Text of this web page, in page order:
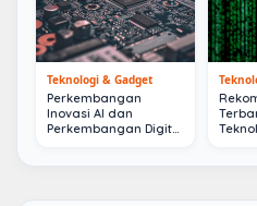
Teknologi & Gadget
Perkembangan
Inovasi AI dan
Perkembangan Digital